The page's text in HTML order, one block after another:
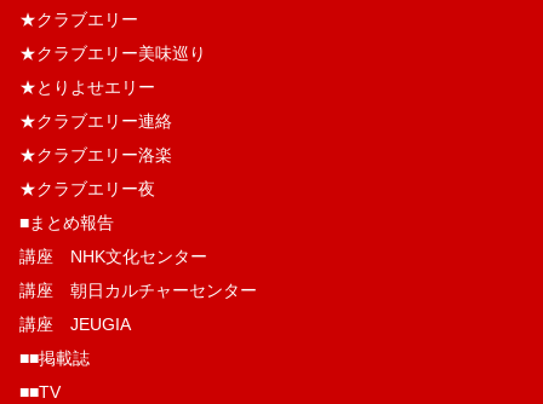
★クラブエリー
★クラブエリー美味巡り
★とりよせエリー
★クラブエリー連絡
★クラブエリー洛楽
★クラブエリー夜
■まとめ報告
講座 NHK文化センター
講座 朝日カルチャーセンター
講座 JEUGIA
■■掲載誌
■■TV